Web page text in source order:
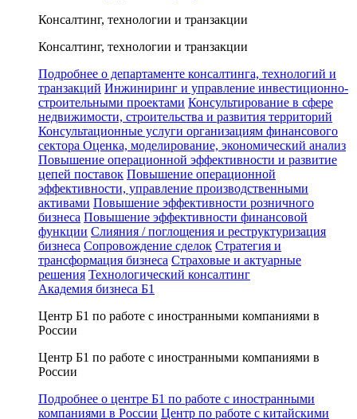
Консалтинг, технологии и транзакции
Консалтинг, технологии и транзакции
Подробнее о департаменте консалтинга, технологий и
транзакций Инжиниринг и управление инвестиционно-
строительными проектами Консультирование в сфере
недвижимости, строительства и развития территорий
Консультационные услуги организациям финансового
сектора Оценка, моделирование, экономический анализ
Повышение операционной эффективности и развитие
цепей поставок Повышение операционной
эффективности, управление производственными
активами Повышение эффективности розничного
бизнеса Повышение эффективности финансовой
функции Слияния / поглощения и реструктуризация
бизнеса Сопровождение сделок Стратегия и
трансформация бизнеса Страховые и актуарные
решения Технологический консалтинг
Академия бизнеса Б1
Центр Б1 по работе с иностранными компаниями в
России
Центр Б1 по работе с иностранными компаниями в
России
Подробнее о центре Б1 по работе с иностранными
компаниями в России Центр по работе с китайскими